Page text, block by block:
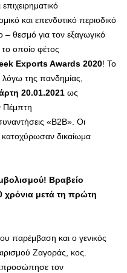
επιχειρηματικό
και επενδυτικό περιοδικό
θεσμό για τον εξαγωγικό
το οποίο φέτος
Exports Awards 2020! Το
λόγω της πανδημίας,
20.01.2021 ως
Πέμπτη
«Β2Β». Οι
κατοχύρωσαν δικαίωμα
Βραβείο
χρόνια μετά τη πρώτη
παρέμβαση και ο γενικός
Ζαγοράς, κος.
τον